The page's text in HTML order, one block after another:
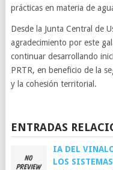
prácticas en materia de
Desde la Junta Central de
agradecimiento por este
continuar desarrollando
PRTR, en beneficio de la
y la cohesión territorial.
ENTRADAS
IA DEL
LOS